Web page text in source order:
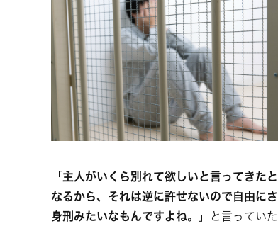
「 主人がいくら別れて欲しいと言ってきた
なるから、それは逆に許せないので自由に
身刑みたいなもんですよね。」と言ってい